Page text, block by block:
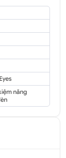
năng